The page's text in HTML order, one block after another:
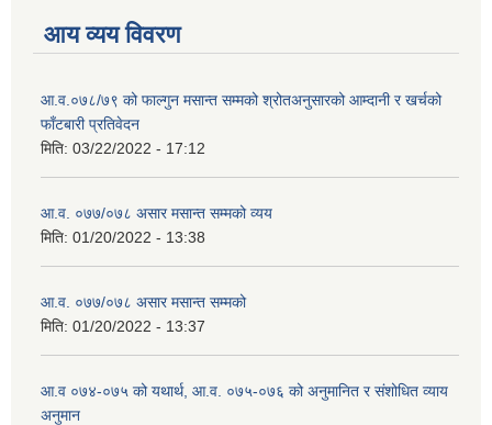
आय व्यय विवरण
आ.व.०७८/७९ को फाल्गुन मसान्त सम्मको श्रोतअनुसारको आम्दानी र खर्चको
फाँटबारी प्रतिवेदन
मिति: 03/22/2022 - 17:12
आ.व. ०७७/०७८ असार मसान्त सम्मको व्यय
मिति: 01/20/2022 - 13:38
आ.व. ०७७/०७८ असार मसान्त सम्मको
मिति: 01/20/2022 - 13:37
आ.व ०७४-०७५ को यथार्थ, आ.व. ०७५-०७६ को अनुमानित र संशोधित व्याय
अनुमान